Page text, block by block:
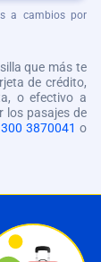
a cambios por
que más te
de crédito,
o efectivo a
los pasajes de
300 3870041 o